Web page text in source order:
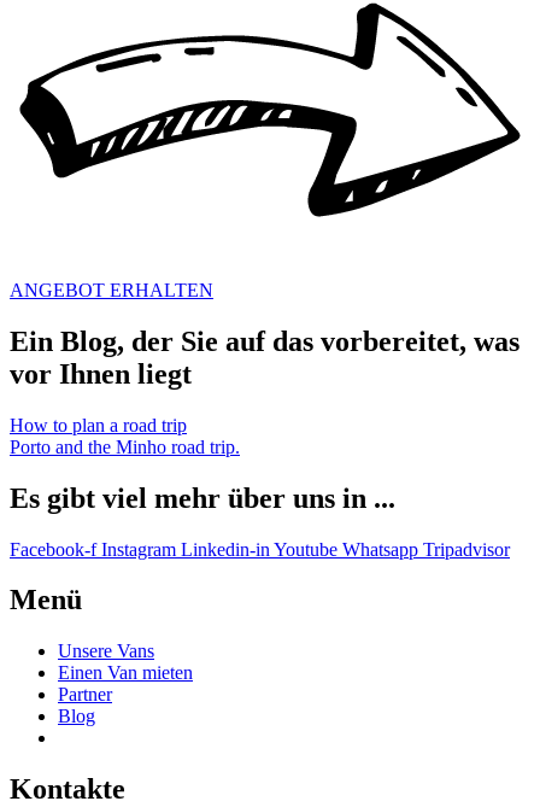
ANGEBOT ERHALTEN
Ein Blog, der Sie auf das vorbereitet, was
vor Ihnen liegt
How to plan a road trip
Porto and the Minho road trip.
Es gibt viel mehr über uns in ...
Facebook-f Instagram Linkedin-in Youtube Whatsapp Tripadvisor
Menü
Unsere Vans
Einen Van mieten
Partner
Blog
Kontakte